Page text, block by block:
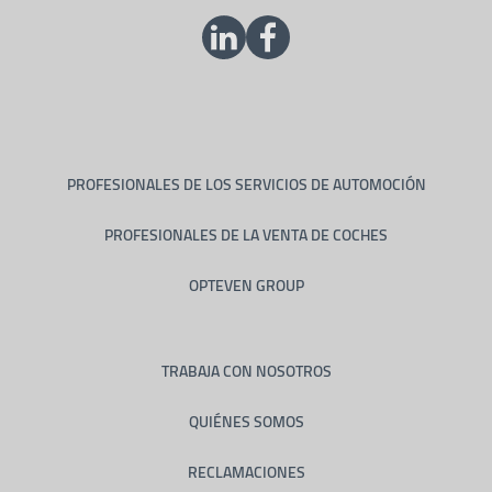
PROFESIONALES DE LOS SERVICIOS DE AUTOMOCIÓN
PROFESIONALES DE LA VENTA DE COCHES
OPTEVEN GROUP
TRABAJA CON NOSOTROS
QUIÉNES SOMOS
RECLAMACIONES